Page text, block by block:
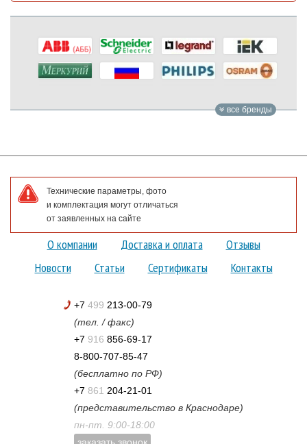
все бренды
Технические параметры, фото
и комплектация могут отличаться
от заявленных на сайте
О компании Доставка и оплата
Отзывы
Новости
Статьи Сертификаты Контакты
+7 499 213-00-79
(тел. / факс)
+7 916 856-69-17
8-800-707-85-47
(бесплатно по РФ)
+7 861 204-21-01
(представительство в Краснодаре)
пн-пт. 9:00-18:00
заказать звонок